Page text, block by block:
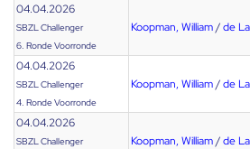
04.04.2026
SBZL Challenger
6. Ronde Voorronde
Koopman, William/de
04.04.2026
SBZL Challenger
4. Ronde Voorronde
Koopman, William/de
04.04.2026
SBZL Challenger
Koopman, William/de